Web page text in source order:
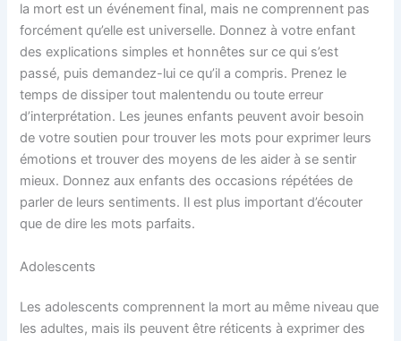
la mort est un événement final, mais ne comprennent pas
forcément qu’elle est universelle. Donnez à votre enfant
des explications simples et honnêtes sur ce qui s’est
passé, puis demandez-lui ce qu’il a compris. Prenez le
temps de dissiper tout malentendu ou toute erreur
d’interprétation. Les jeunes enfants peuvent avoir besoin
de votre soutien pour trouver les mots pour exprimer leurs
émotions et trouver des moyens de les aider à se sentir
mieux. Donnez aux enfants des occasions répétées de
parler de leurs sentiments. Il est plus important d’écouter
que de dire les mots parfaits.
Adolescents
Les adolescents comprennent la mort au même niveau que
les adultes, mais ils peuvent être réticents à exprimer des